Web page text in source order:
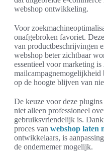
webshop ontwikkeling.
Voor
onafgebroken favoriet.
van productbeschrijvingen
webshop beter zichtbaar
essentieel voor marketing is
op de hoogte blijven van
De keuze voor deze
niet alleen professioneel
gebruiksvriendelijk is.
proces van webshop laten
ontwikkelaars, is
de ondernemer mogelijk.